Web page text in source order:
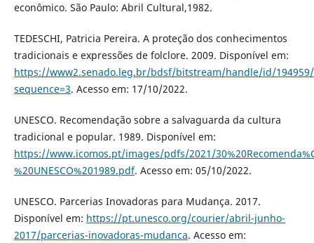
econômico. São Paulo: Abril Cultural,1982.
TEDESCHI, Patricia Pereira. A proteção dos conhecimentos
tradicionais e expressões de folclore. 2009. Disponível em:
https://www2.senado.leg.br/bdsf/bitstream/handle/id/194959/
sequence=3. Acesso em: 17/10/2022.
UNESCO. Recomendação sobre a salvaguarda da cultura
tradicional e popular. 1989. Disponível em:
https://www.icomos.pt/images/pdfs/2021/
%20UNESCO%201989.pdf. Acesso em: 05/10/2022.
UNESCO. Parcerias Inovadoras para Mudança. 2017.
Disponível em: https://pt.unesco.org/courier/abril-junho-
2017/parcerias-inovadoras-mudanca. Acesso em: